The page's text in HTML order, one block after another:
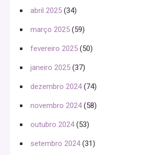
abril 2025 (34)
março 2025 (59)
fevereiro 2025 (50)
janeiro 2025 (37)
dezembro 2024(74)
novembro 2024(58)
outubro 2024(53)
setembro 2024(31)